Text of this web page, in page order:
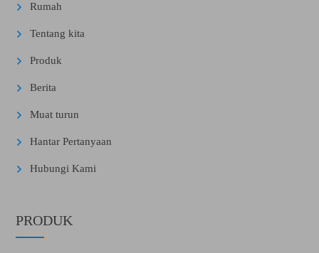
Rumah
Tentang kita
Produk
Berita
Muat turun
Hantar Pertanyaan
Hubungi Kami
PRODUK